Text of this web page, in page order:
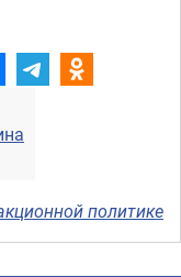
политике